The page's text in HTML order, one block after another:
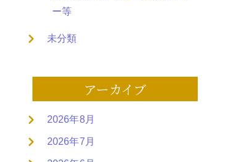
ー等
未分類
アーカイブ
2026年8月
2026年7月